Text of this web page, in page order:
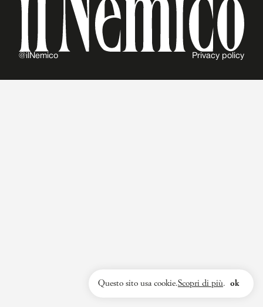
@ilNemico Privacy policy
Questo sito usa cookie.Scopri di più. ok